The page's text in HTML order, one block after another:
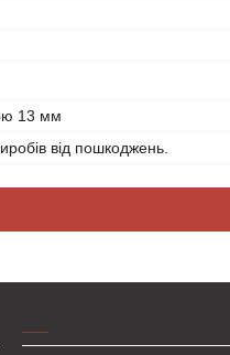
13 мм
від пошкоджень.